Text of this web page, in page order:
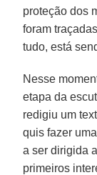
proteção dos
foram
tudo, está
Nesse
etapa da
redigiu um
quis fazer uma
a ser dirigida
primeiros